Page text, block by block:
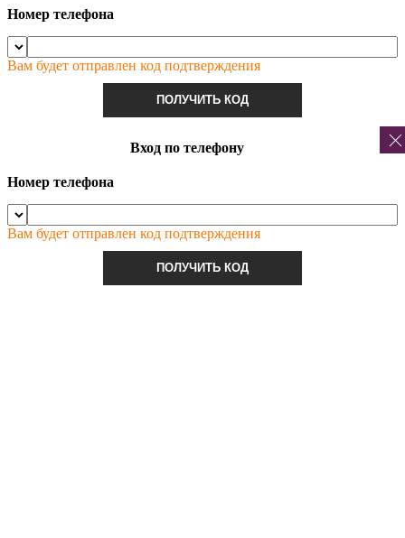
Номер телефона
Вам будет отправлен код подтверждения
ПОЛУЧИТЬ КОД
Вход по телефону
Номер телефона
Вам будет отправлен код подтверждения
ПОЛУЧИТЬ КОД